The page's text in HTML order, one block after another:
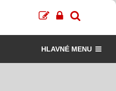
HLAVNÉ MENU